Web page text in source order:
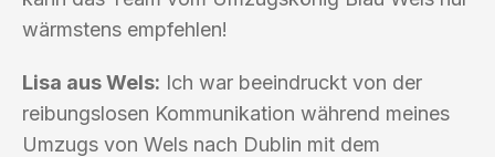
wärmstens empfehlen!
Lisa aus Wels: Ich war beeindruckt von der
reibungslosen Kommunikation während meines
Umzugs von Wels nach Dublin mit dem